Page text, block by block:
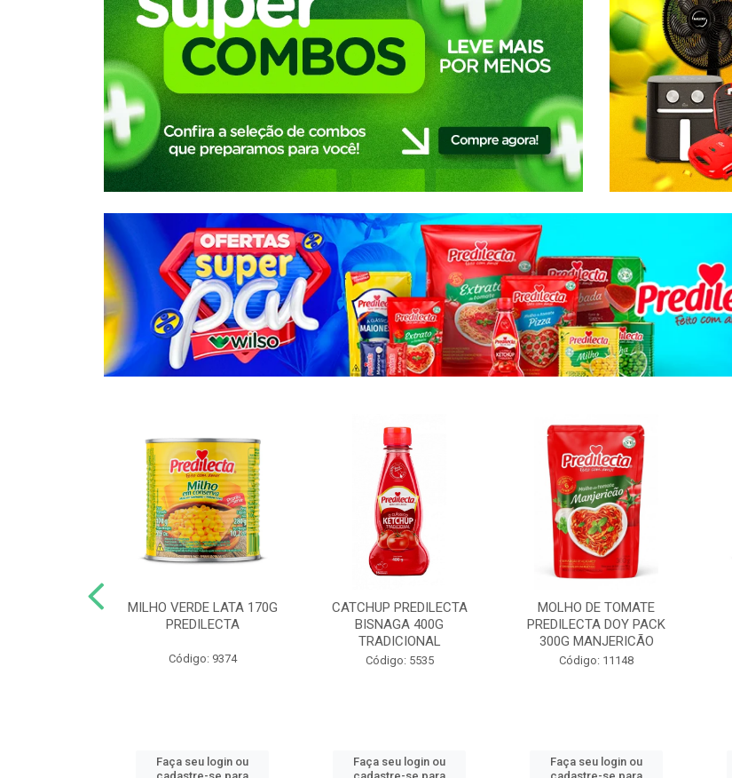
MILHO VERDE LATA 170G
PREDILECTA
Código: 9374
Faça seu login ou
CATCHUP PREDILECTA
BISNAGA 400G
TRADICIONAL
Código: 5535
Faça seu login ou
MOLHO DE TOMATE
PREDILECTA DOY PACK
300G MANJERICÃO
Código: 11148
Faça seu login ou